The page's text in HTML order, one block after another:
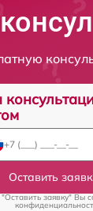
Оставить
заявку" Вы